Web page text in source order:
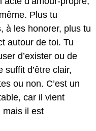
Plus tu
à les honorer, plus tu
autour de toi. Tu
d’exister ou de
d’être clair,
ou non. C’est un
car il vient
mais il est